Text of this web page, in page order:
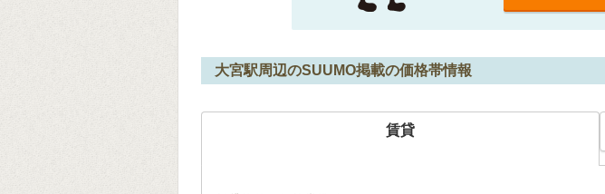
大宮駅周辺のSUUMO掲載の価格帯情報
賃貸